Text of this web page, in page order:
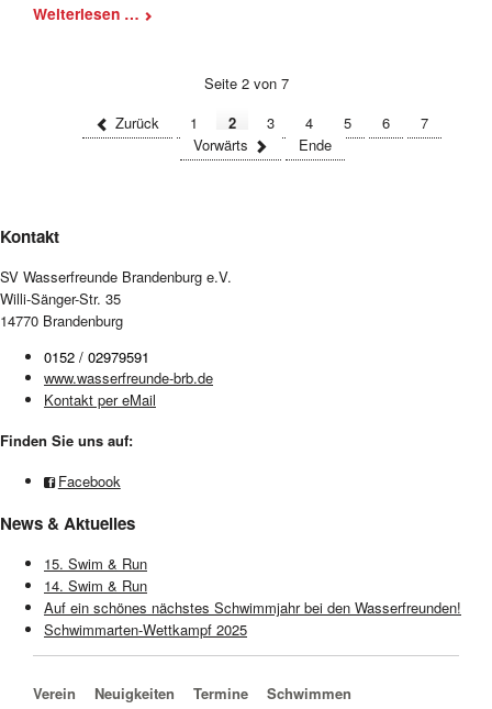
Weiterlesen …Sparkassen-
Seite 2 von 7
Zurück
1 2 3 4 5 6
7
Vorwärts
Ende
Kontakt
SV Wasserfreunde Brandenburg e.V.
Willi-Sänger-Str. 35
14770 Brandenburg
0152 / 02979591
www.wasserfreunde-brb.de
Kontakt per eMail
Finden Sie uns auf:
Facebook
News & Aktuelles
15. Swim & Run
14. Swim & Run
Auf ein schönes nächstes Schwimmjahr bei den Wasserfreunden!
Schwimmarten-Wettkampf 2025
Navigation überspringen
Verein Neuigkeiten Termine
Schwimmen